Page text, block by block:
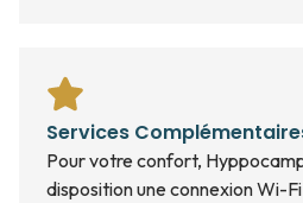
Services
Pour votre confort,
disposition une connexion Wi-